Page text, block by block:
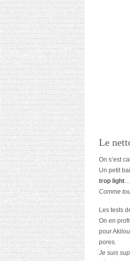
Le
On s’est
Un petit
trop light…
Comme
Les tests
On en
pour
pores.
Je suis